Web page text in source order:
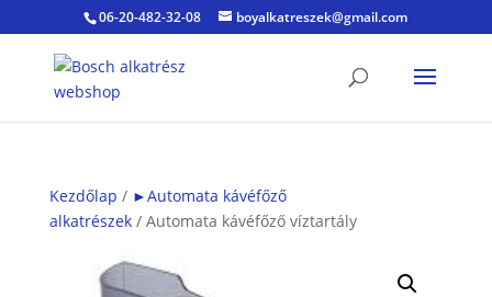
06-20-482-32-08 boyalkatreszek@gmail.com
Kezdőlap / ►Automata kávéfőző
alkatrészek/ Automata kávéfőző víztartály